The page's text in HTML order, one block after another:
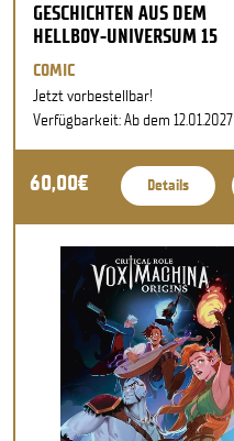
GESCHICHTEN AUS DEM
HELLBOY-UNIVERSUM 15
COMIC
Jetzt vorbestellbar!
Verfügbarkeit: Ab dem 12.01.2027
60,00€ Details